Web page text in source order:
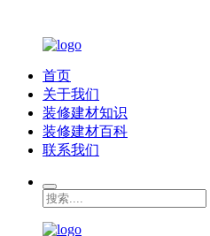
首页
关于我们
装修建材知识
装修建材百科
联系我们